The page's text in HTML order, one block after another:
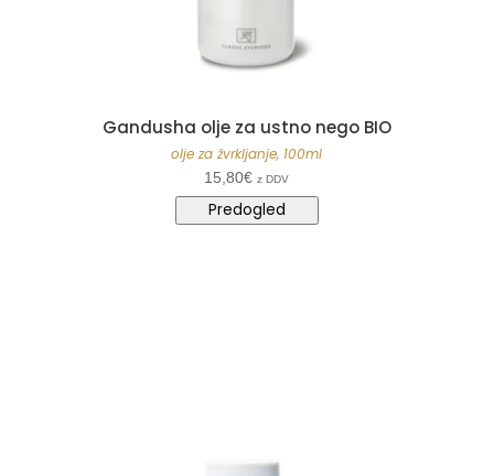
Gandusha olje za ustno nego BIO
olje za žvrkljanje, 100ml
15,80€ z DDV
Predogled